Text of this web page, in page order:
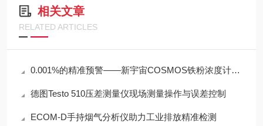
相关文章
RELATED ARTICLES
0.001%的精准预警——新宇宙COSMOS铁粉浓度计SDM-72守护齿轮箱健康
德图Testo 510压差测量仪现场测量操作与误差控制
ECOM-D手持烟气分析仪助力工业排放精准检测